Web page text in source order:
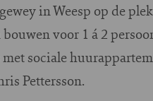
in Weesp op de
voor 1 á 2
sociale
Pettersson.